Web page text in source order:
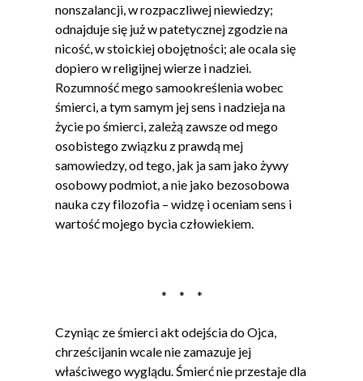
nonszalancji, w rozpaczliwej niewiedzy;
odnajduje się już w patetycznej zgodzie na
nicość, w stoickiej obojętności; ale ocala się
dopiero w religijnej wierze i nadziei.
Rozumność mego samookreślenia wobec
śmierci, a tym samym jej sens i nadzieja na
życie po śmierci, zależą zawsze od mego
osobistego związku z prawdą mej
samowiedzy, od tego, jak ja sam jako żywy
osobowy podmiot, a nie jako bezosobowa
nauka czy filozofia – widzę i oceniam sens i
wartość mojego bycia człowiekiem.
* * *
Czyniąc ze śmierci akt odejścia do Ojca,
chrześcijanin wcale nie zamazuje jej
właściwego wyglądu. Śmierć nie przestaje dla